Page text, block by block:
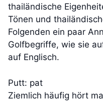
thailändische
Tönen und
Folgenden ein paar
Golfbegriffe, wie sie
auf Englisch.
Putt: pat
Ziemlich häufig hört